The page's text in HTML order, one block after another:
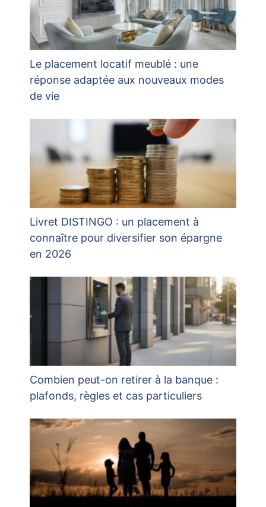
Le placement locatif meublé : une
réponse adaptée aux nouveaux modes
de vie
Livret DISTINGO : un placement à
connaître pour diversifier son épargne
en 2026
Combien peut-on retirer à la banque :
plafonds, règles et cas particuliers